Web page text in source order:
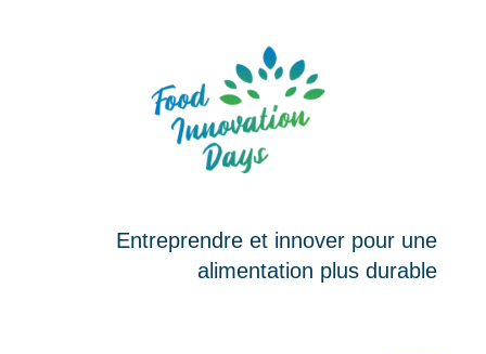
Entreprendre et innover pour une
alimentation plus durable